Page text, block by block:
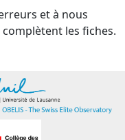
et à nous
les fiches.